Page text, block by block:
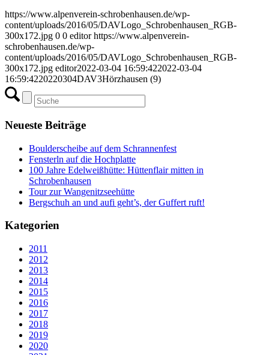
https://www.alpenverein-schrobenhausen.de/wp-
content/uploads/2016/05/DAVLogo_Schrobenhausen_RGB-
300x172.jpg 0 0 editor https://www.alpenverein-
schrobenhausen.de/wp-
content/uploads/2016/05/DAVLogo_Schrobenhausen_RGB-
300x172.jpg editor2022-03-04 16:59:422022-03-04
16:59:4220220304DAV3Hörzhausen (9)
Neueste Beiträge
Boulderscheibe auf dem Schrannenfest
Fensterln auf die Hochplatte
100 Jahre Edelweißhütte: Hüttenflair mitten in
Schrobenhausen
Tour zur Wangenitzseehütte
Bergschuh an und aufi geht’s, der Guffert ruft!
Kategorien
2011
2012
2013
2014
2015
2016
2017
2018
2019
2020